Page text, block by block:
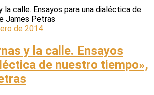
de 2014
y la calle. Ensayos
de nuestro tiempo»,